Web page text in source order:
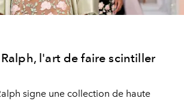
Ralph, l'art de faire scintiller
signe une collection de haute